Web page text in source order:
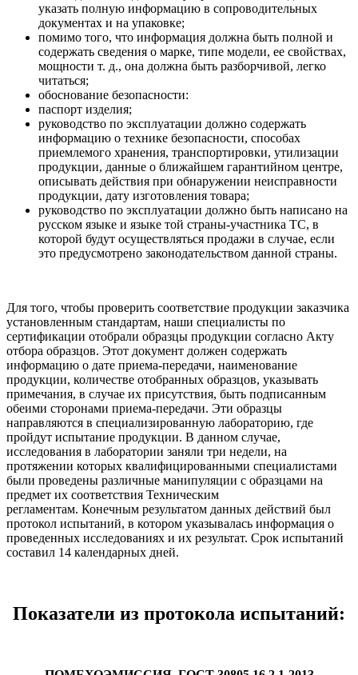
указать полную информацию в сопроводительных
документах и на упаковке;
помимо того, что информация должна быть полной и
содержать сведения о марке, типе модели, ее свойствах,
мощности т. д., она должна быть разборчивой, легко
читаться;
обоснование безопасности:
паспорт изделия;
руководство по эксплуатации должно содержать
информацию о технике безопасности, способах
приемлемого хранения, транспортировки, утилизации
продукции, данные о ближайшем гарантийном центре,
описывать действия при обнаружении неисправности
продукции, дату изготовления товара;
руководство по эксплуатации должно быть написано на
русском языке и языке той страны-участника ТС, в
которой будут осуществляться продажи в случае, если
это предусмотрено законодательством данной страны.
Для того, чтобы проверить соответствие продукции заказчика
установленным стандартам, наши специалисты по
сертификации отобрали образцы продукции согласно Акту
отбора образцов. Этот документ должен содержать
информацию о дате приема-передачи, наименование
продукции, количестве отобранных образцов, указывать
примечания, в случае их присутствия, быть подписанным
обеими сторонами приема-передачи. Эти образцы
направляются в специализированную лабораторию, где
пройдут испытание продукции. В данном случае,
исследования в лаборатории заняли три недели, на
протяжении которых квалифицированными специалистами
были проведены различные манипуляции с образцами на
предмет их соответствия Техническим
регламентам. Конечным результатом данных действий был
протокол испытаний, в котором указывалась информация о
проведенных исследованиях и их результат. Срок испытаний
составил 14 календарных дней.
Показатели из протокола испытаний: